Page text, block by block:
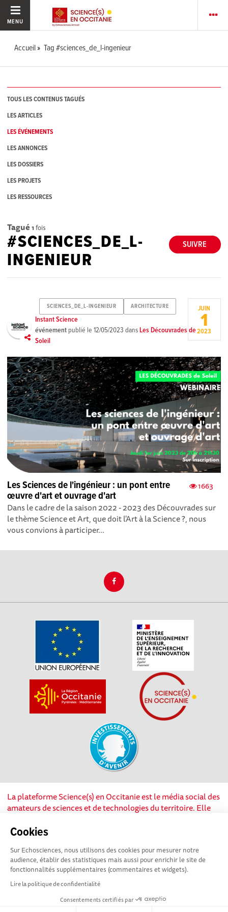
Cookies
Sur Echosciences, nous utilisons des cookies pour mesurer notre
audience, établir des statistiques mais aussi pour enrichir le site de
fonctionnalités supplémentaires (commentaires et widgets).
Lire la politique de confidentialité
Consentements certifiés par
MENU
Accueil Tag #sciences_de_l-ingenieur
TOUS LES CONTENUS TAGUÉS
LES ARTICLES
LES ÉVÉNEMENTS
LES ANNONCES
LES DOSSIERS
LES PROJETS
LES RESSOURCES
Tagué 1 fois
SUIVRE
#SCIENCES_DE_L-
INGENIEUR
SCIENCES_DE_L-INGENIEUR ARCHITECTURE
Instant Science
événement publié le12/05/2023 dansLes Découvrades de
Soleil
JUIN
1
2023
1663
Les Sciences de l'ingénieur : un pont entre
œuvre d'art et ouvrage d'art
Dans le cadre de la saison 2022 - 2023 des Découvrades sur
le thème Science et Art, que doit l'Art à la Science ?, nous
vous convions à participer...
La plateforme Science(s) en Occitanie est le média social des
amateurs de sciences et de technologies du territoire. Elle
soutien de nombreux acteurs locaux. Ce projet est cofinancé
l’Union européenne via les fonds européen de
développement régional. Science(s) en Occitanie est une
plateforme Echosciences by Amcsti.
Mentions légales|Politique de confidentialité